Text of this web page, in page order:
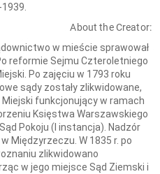
About the Creator:
w mieście sprawował
reformie Sejmu Czteroletniego
Po zajęciu w 1793 roku
sądy zostały zlikwidowane,
funkcjonujący w ramach
Księstwa Warszawskiego
Pokoju (I instancja). Nadzór
Międzyrzeczu. W 1835 r. po
zlikwidowano
w jego miejsce Sąd Ziemski i